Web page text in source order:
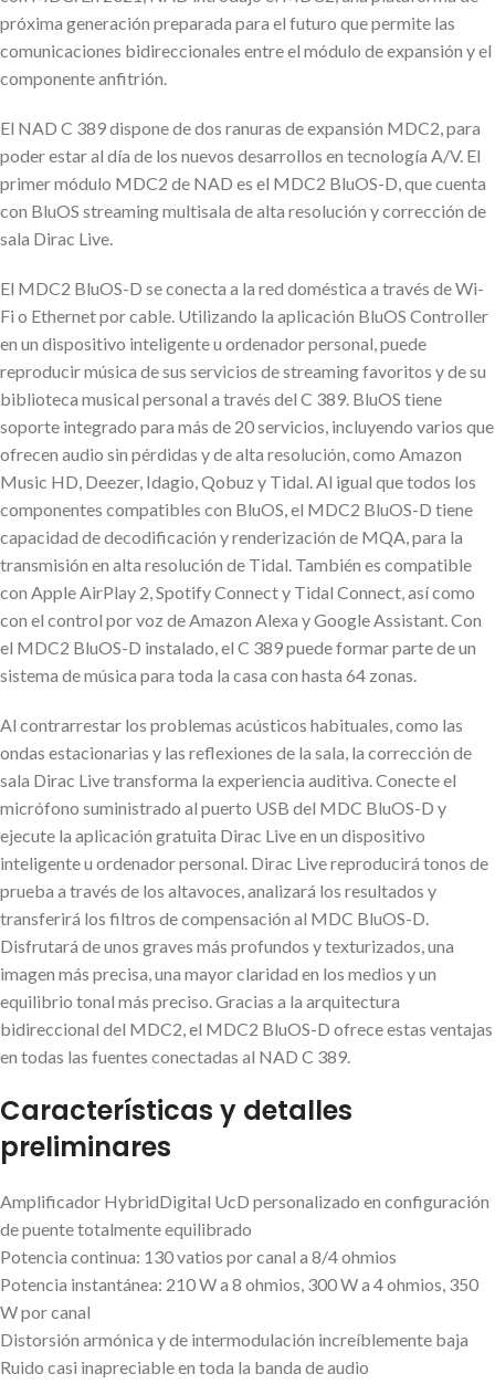
próxima generación preparada para el futuro que permite las
comunicaciones bidireccionales entre el módulo de expansión y el
componente anfitrión.
El NAD C 389 dispone de dos ranuras de expansión MDC2, para
poder estar al día de los nuevos desarrollos en tecnología A/V. El
primer módulo MDC2 de NAD es el MDC2 BluOS-D, que cuenta
con BluOS streaming multisala de alta resolución y corrección de
sala Dirac Live.
El MDC2 BluOS-D se conecta a la red doméstica a través de Wi-
Fi o Ethernet por cable. Utilizando la aplicación BluOS Controller
en un dispositivo inteligente u ordenador personal, puede
reproducir música de sus servicios de streaming favoritos y de su
biblioteca musical personal a través del C 389. BluOS tiene
soporte integrado para más de 20 servicios, incluyendo varios que
ofrecen audio sin pérdidas y de alta resolución, como Amazon
Music HD, Deezer, Idagio, Qobuz y Tidal. Al igual que todos los
componentes compatibles con BluOS, el MDC2 BluOS-D tiene
capacidad de decodificación y renderización de MQA, para la
transmisión en alta resolución de Tidal. También es compatible
con Apple AirPlay 2, Spotify Connect y Tidal Connect, así como
con el control por voz de Amazon Alexa y Google Assistant. Con
el MDC2 BluOS-D instalado, el C 389 puede formar parte de un
sistema de música para toda la casa con hasta 64 zonas.
Al contrarrestar los problemas acústicos habituales, como las
ondas estacionarias y las reflexiones de la sala, la corrección de
sala Dirac Live transforma la experiencia auditiva. Conecte el
micrófono suministrado al puerto USB del MDC BluOS-D y
ejecute la aplicación gratuita Dirac Live en un dispositivo
inteligente u ordenador personal. Dirac Live reproducirá tonos de
prueba a través de los altavoces, analizará los resultados y
transferirá los filtros de compensación al MDC BluOS-D.
Disfrutará de unos graves más profundos y texturizados, una
imagen más precisa, una mayor claridad en los medios y un
equilibrio tonal más preciso. Gracias a la arquitectura
bidireccional del MDC2, el MDC2 BluOS-D ofrece estas ventajas
en todas las fuentes conectadas al NAD C 389.
Características y detalles
preliminares
Amplificador HybridDigital UcD personalizado en configuración
de puente totalmente equilibrado
Potencia continua: 130 vatios por canal a 8/4 ohmios
Potencia instantánea: 210 W a 8 ohmios, 300 W a 4 ohmios, 350
W por canal
Distorsión armónica y de intermodulación increíblemente baja
Ruido casi inapreciable en toda la banda de audio